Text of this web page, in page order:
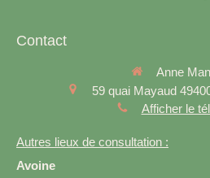
Contact
Anne
59 quai Mayaud
Afficher le
Autres lieux de consultation :
Avoine